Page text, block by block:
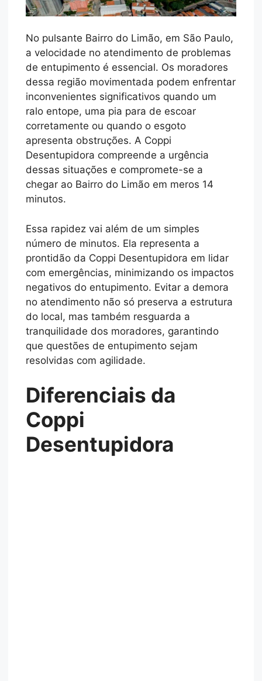
No pulsante Bairro do Limão, em São Paulo,
a velocidade no atendimento de problemas
de entupimento é essencial. Os moradores
dessa região movimentada podem enfrentar
inconvenientes significativos quando um
ralo entope, uma pia para de escoar
corretamente ou quando o esgoto
apresenta obstruções. A Coppi
Desentupidora compreende a urgência
dessas situações e compromete-se a
chegar ao Bairro do Limão em meros 14
minutos.
Essa rapidez vai além de um simples
número de minutos. Ela representa a
prontidão da Coppi Desentupidora em lidar
com emergências, minimizando os impactos
negativos do entupimento. Evitar a demora
no atendimento não só preserva a estrutura
do local, mas também resguarda a
tranquilidade dos moradores, garantindo
que questões de entupimento sejam
resolvidas com agilidade.
Diferenciais da
Coppi
Desentupidora